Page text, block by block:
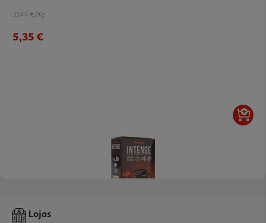
33.44 €/Kg
5,35 €
Café Auchan Solúvel Intense 25un
Lojas